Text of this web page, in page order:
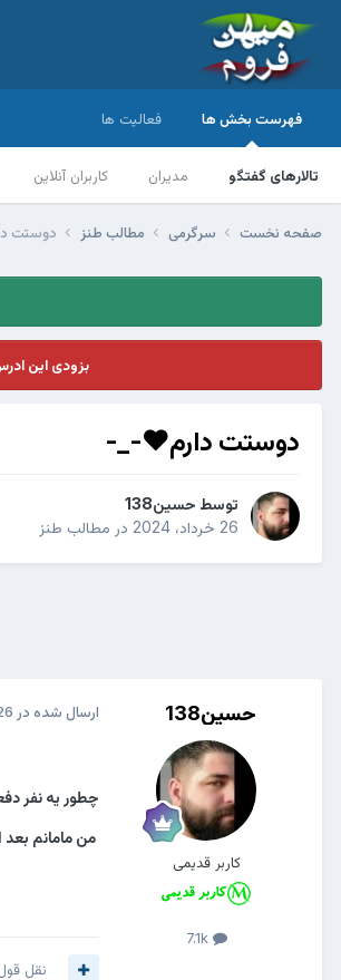
فهرست بخش ها
تالارهای گفتگو مدیران کاربران آنلاین
فعالیت ها
صفحه نخست سرگرمی مطالب طنز دوستت
بزودی این
دوستت دارم❤-_-
توسط حسین138
26 خرداد، 2024
در مطالب طنز
حسین138
کاربر قدیمی
7.1k
ارسال شده در 26
چطور یه نفر
من مامانم
نقل